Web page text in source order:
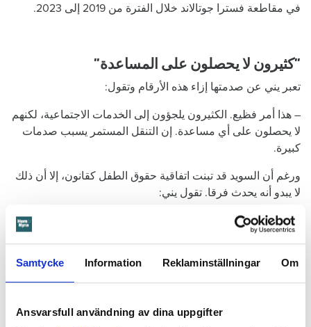
Samtycke Information Reklaminställningar Om
Ansvarsfull användning av dina uppgifter
في مقاطعة فسترا جوتالاند خلال الفترة من 2019 إلى 2023.
”كثيرون لا يحصلون على المساعدة”
تعبر يني عن صدمتها إزاء هذه الأرقام وتقول:
– هذا أمر فظيع. الكثيرون يلجؤون إلى الخدمات الاجتماعية، لكنهم
لا يحصلون على أي مساعدة. إن التنقل المستمر يسبب صدمات
كبيرة.
ورغم أن السويد قد تبنت اتفاقية حقوق الطفل كقانون، إلا أن ذلك
لا يبدو أنه يحدث فرقا. تقول يني:
– يبدو ذلك جيدا على الورق، لكنني لا أعتقد أن هذا القانون يُستفاد
منه بشكل كافٍ في الواقع.
بعد التنقل المتكرر، أصبح من غير المجدي بالنسبة لهم تفريغ
الصناديق؛ فالأغراض الزخرفية ما زالت مخزنة في إحدى الخزائن.
يمكنهم الاستقرار فيه.